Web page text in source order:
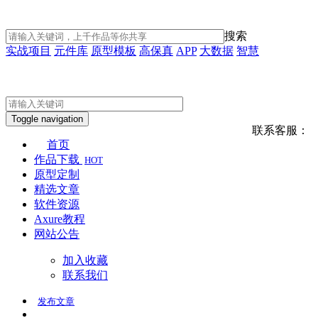
搜索
实战项目 元件库 原型模板 高保真 APP 大数据 智慧
联系客服：
Toggle navigation
首页
作品下载 HOT
原型定制
精选文章
软件资源
Axure教程
网站公告
加入收藏
联系我们
发布文章